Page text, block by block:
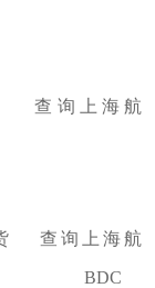
询上海航
询上海航